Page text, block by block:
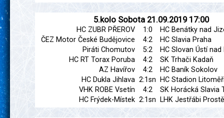
5.kolo Sobota 21.09.2019 17:00
HC ZUBR PŘEROV 1:0
HC Benátky nad
ČEZ Motor České Budějovice
4:2
HC Slavia Praha
Piráti Chomutov
5:2
HC Slovan Ústí nad
HC RT Torax Poruba
4:2
SK Trhači Kadaň
AZ Havířov
4:2
HC Baník Sokolov
HC Dukla Jihlava 2:1sn
HC Stadion
VHK ROBE Vsetín
4:2
SK Horácká Slavia
HC Frýdek-Místek 2:1sn LHK Jestřábi